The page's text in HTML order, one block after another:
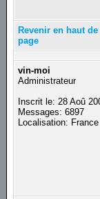
Revenir en haut de
page
vin-moi
Administrateur
Inscrit le: 28 Aoû
Messages: 6897
Localisation: France